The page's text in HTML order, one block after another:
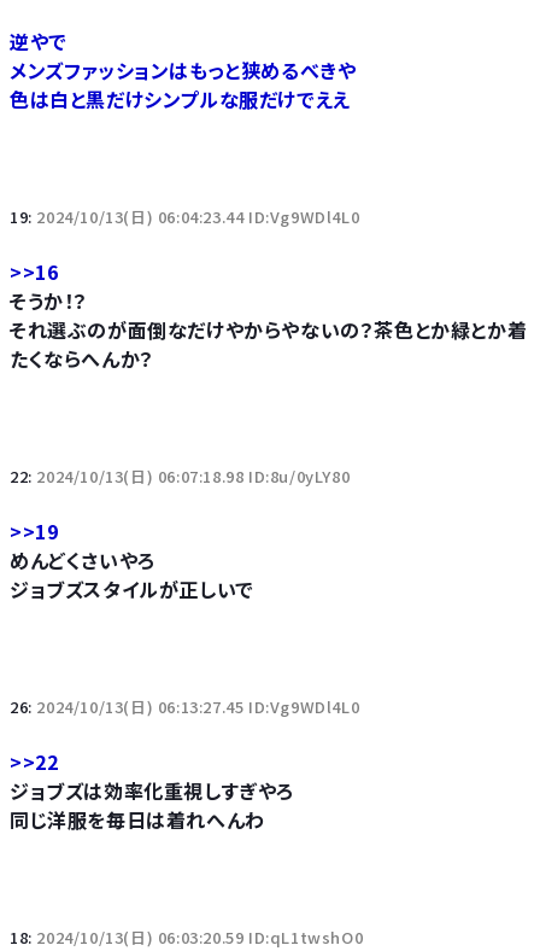
逆やで
メンズファッションはもっと狭めるべきや
色は白と黒だけシンプルな服だけでええ
19: 2024/10/13(日) 06:04:23.44 ID:Vg9WDl4L0
>>16
そうか！？
それ選ぶのが面倒なだけやからやないの？茶色とか緑とか着
たくならへんか？
22: 2024/10/13(日) 06:07:18.98 ID:8u/0yLY80
>>19
めんどくさいやろ
ジョブズスタイルが正しいで
26: 2024/10/13(日) 06:13:27.45 ID:Vg9WDl4L0
>>22
ジョブズは効率化重視しすぎやろ
同じ洋服を毎日は着れへんわ
18: 2024/10/13(日) 06:03:20.59 ID:qL1twshO0